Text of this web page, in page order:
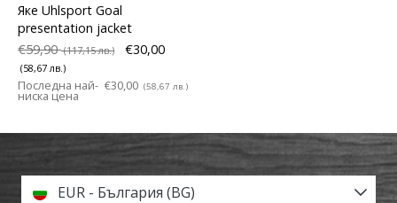
Яке Uhlsport Goal
presentation jacket
€59,90(117,15 лв.) €30,00
(58,67 лв.)
Последна най-
ниска цена
€30,00 (58,67 лв.)
EUR - България (BG)